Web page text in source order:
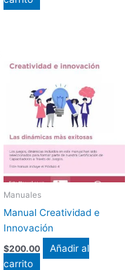
Manuales
Manual Creatividad e
Innovación
$200.00
Añadir al
carrito